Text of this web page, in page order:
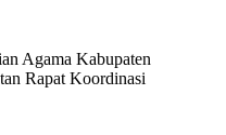
Agama Kabupaten
Rapat Koordinasi